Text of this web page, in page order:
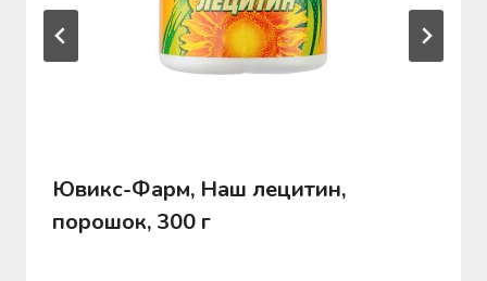
Ювикс-Фарм, Наш лецитин,
порошок, 300 г